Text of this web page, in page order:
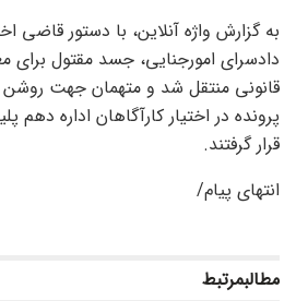
به گزارش واژه آنلاین، با دستور قاضی
دادسرای امورجنایی، جسد مقتول برای
قانونی منتقل شد و متهمان جهت روشن
پرونده در اختیار کارآگاهان اداره
قرار گرفتند.
انتهای پیام/
مطالبمرتبط